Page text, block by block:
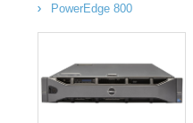
PowerEdge 800